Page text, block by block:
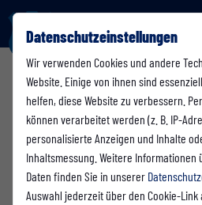
Datenschutzeinstellungen
Wir verwenden Cookies und andere
Website. Einige von ihnen sind
helfen, diese Website zu verbessern.
können verarbeitet werden (z. B. IP-
personalisierte Anzeigen und Inhalte
Inhaltsmessung. Weitere
Daten finden Sie in unserer
Auswahl jederzeit über den Cookie-Link
Über den Verein
Vereinsziele